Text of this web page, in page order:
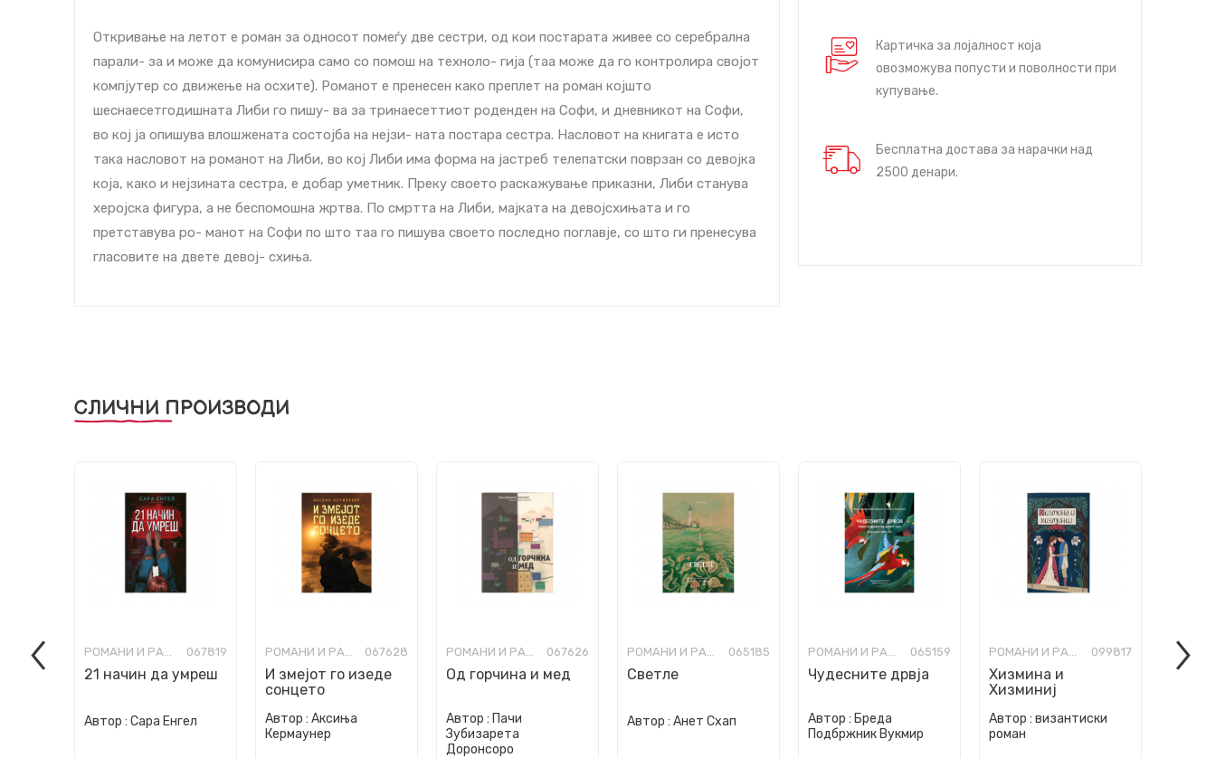
Откривање на летот е роман за односот помеѓу две сестри, од кои постарата живее со cеребрална
парали- за и може да комуниcира само со помош на техноло- гија (таа може да го контролира својот
компјутер со движење на оcхите). Романот е пренесен како преплет на роман којшто
шеснаесетгодишната Либи го пишу- ва за тринаесеттиот роденден на Софи, и дневникот на Софи,
во кој ја опишува влошжената состојба на нејзи- ната постара сестра. Насловот на книгата е исто
така насловот на романот на Либи, во кој Либи има форма на јастреб телепатски поврзан со девојка
која, како и нејзината сестра, е добар уметник. Преку своето раскажување приказни, Либи станува
херојска фигура, а не беспомошна жртва. По смртта на Либи, мајката на девојcхињата и го
претставува ро- манот на Софи по што таа го пишува своето последно поглавје, со што ги пренесува
гласовите на двете девој- cхиња.
Картичка за лојалност која
овозможува попусти и поволности при
купување.
Бесплатна достава за нарачки над
2500 денари.
СЛИЧНИ ПРОИЗВОДИ
РОМАНИ И РАСКАЗИ ЗА МЛАДИ 067819
21 начин да умреш
Автор : Сара Енгел
РОМАНИ И РАСКАЗИ ЗА МЛАДИ 067628
И змеjот го изеде
сонцето
Автор : Аксиња
Кермаунер
РОМАНИ И РАСКАЗИ ЗА МЛАДИ 067626
Од горчина и мед
Автор : Пачи
Зубизарета
Доронсоро
РОМАНИ И РАСКАЗИ ЗА МЛАДИ 065185
Светле
Автор : Анет Схап
РОМАНИ И РАСКАЗИ ЗА МЛАДИ 065159
Чудесните дрвја
Автор : Бреда
Подбржник Вукмир
РОМАНИ И РАСКАЗИ ЗА МЛАДИ 099817
Хизмина и
Хизминиј
Автор : византиски
роман